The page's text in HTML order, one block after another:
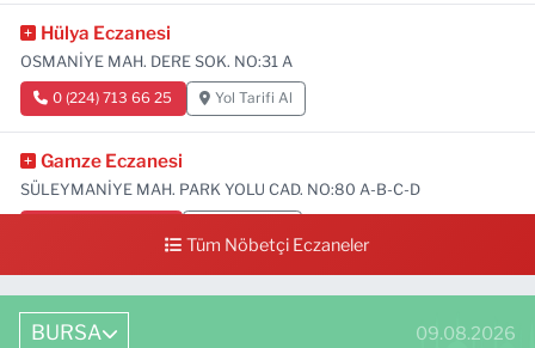
Hülya Eczanesi
OSMANİYE MAH. DERE SOK. NO:31 A
0 (224) 713 66 25 Yol Tarifi Al
Gamze Eczanesi
SÜLEYMANİYE MAH. PARK YOLU CAD. NO:80 A-B-C-D
Tüm Nöbetçi Eczaneler
BURSA 09.08.2026